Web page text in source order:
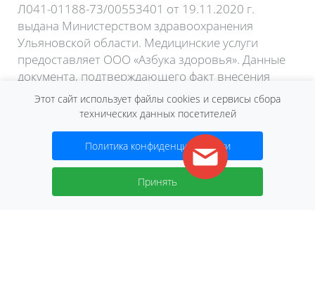
Л041-01188-73/00553401 от 19.11.2020 г.
выдана Министерством здравоохранения
Ульяновской области. Медицинские услуги
предоставляет ООО «Азбука здоровья». Данные
документа, подтверждающего факт внесения
сведений о юридическом лице в Единый
государственный реестр юридических лиц: Лист
Договор оферты
2026 © Сеть клиник «Нева»
Этот сайт использует файлы cookies и сервисы сбора
технических данных посетителей
Политика конфиденциальности
Принять